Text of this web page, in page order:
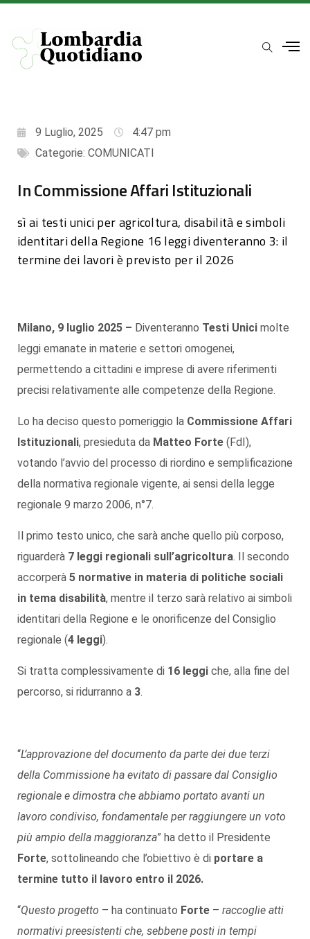
9 Luglio, 2025
4:47 pm
Categorie: COMUNICATI
In Commissione Affari Istituzionali
sì ai testi unici per agricoltura, disabilità e simboli
identitari della Regione 16 leggi diventeranno 3: il
termine dei lavori è previsto per il 2026
Milano, 9 luglio 2025 – Diventeranno Testi Unici molte
leggi emanate in materie e settori omogenei,
permettendo a cittadini e imprese di avere riferimenti
precisi relativamente alle competenze della Regione.
Lo ha deciso questo pomeriggio la Commissione Affari
Istituzionali, presieduta da Matteo Forte (FdI),
votando l’avvio del processo di riordino e semplificazione
della normativa regionale vigente, ai sensi della legge
regionale 9 marzo 2006, n°7.
Il primo testo unico, che sarà anche quello più corposo,
riguarderà 7 leggi regionali sull’agricoltura. Il secondo
accorperà 5 normative in materia di politiche sociali
in tema disabilità, mentre il terzo sarà relativo ai simboli
identitari della Regione e le onorificenze del Consiglio
regionale (4 leggi).
Si tratta complessivamente di 16 leggi che, alla fine del
percorso, si ridurranno a 3.
“L’approvazione del documento da parte dei due terzi
della Commissione ha evitato di passare dal Consiglio
regionale e dimostra che abbiamo portato avanti un
lavoro condiviso, fondamentale per raggiungere un voto
più ampio della maggioranza” ha detto il Presidente
Forte, sottolineando che l’obiettivo è di portare a
termine tutto il lavoro entro il 2026.
“Questo progetto – ha continuato Forte – raccoglie atti
normativi preesistenti che, sebbene posti in tempi